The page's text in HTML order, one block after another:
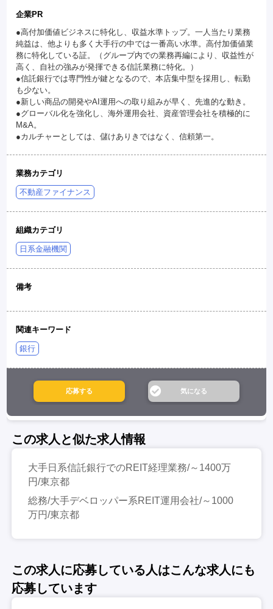
企業PR
●高付加価値ビジネスに特化し、収益水準トップ。一人当たり業務
純益は、他よりも多く大手行の中では一番高い水準。高付加価値業
務に特化している証。（グループ内での業務再編により、収益性が
高く、自社の強みが発揮できる信託業務に特化。）
●信託銀行では専門性が鍵となるので、本店集中型を採用し、転勤
も少ない。
●新しい商品の開発やAI運用への取り組みが早く、先進的な動き。
●グローバル化を強化し、海外運用会社、資産管理会社を積極的に
M&A。
●カルチャーとしては、儲けありきではなく、信頼第一。
業務カテゴリ
不動産ファイナンス
組織カテゴリ
日系金融機関
備考
関連キーワード
銀行
この求人と似た求人情報
大手日系信託銀行でのREIT経理業務/～1400万
円/東京都
総務/大手デベロッパー系REIT運用会社/～1000
万円/東京都
この求人に応募している人はこんな求人にも
応募しています